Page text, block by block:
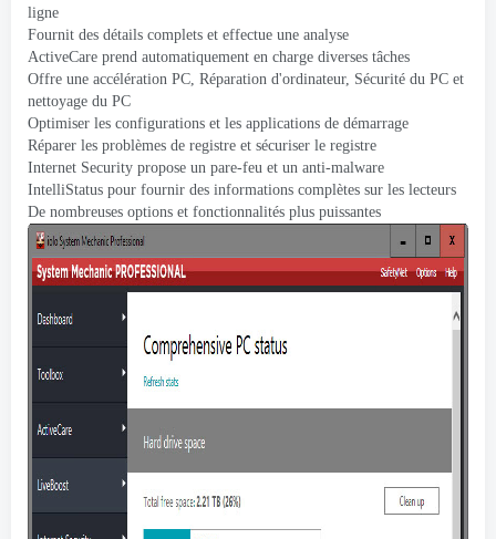
ligne
Fournit des détails complets et effectue une analyse
ActiveCare prend automatiquement en charge diverses tâches
Offre une accélération PC, Réparation d'ordinateur, Sécurité du PC et
nettoyage du PC
Optimiser les configurations et les applications de démarrage
Réparer les problèmes de registre et sécuriser le registre
Internet Security propose un pare-feu et un anti-malware
IntelliStatus pour fournir des informations complètes sur les lecteurs
De nombreuses options et fonctionnalités plus puissantes